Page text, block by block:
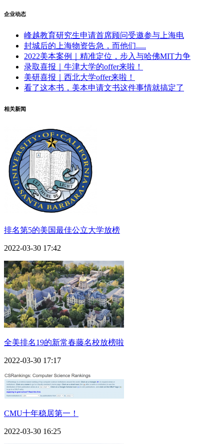
企业动态
峰越教育研究生申请首席顾问受邀参与上海电
封城后的上海物资告急，而他们.....
2022美本案例｜精准定位，步入与哈佛MIT力争
录取喜报｜牛津大学的offer来啦！
美研喜报｜西北大学offer来啦！
看了这本书，美本申请文书这件事情就搞定了
相关新闻
排名第5的美国最佳公立大学放榜
2022-03-30 17:42
全美排名19的新常春藤名校放榜啦
2022-03-30 17:17
CMU十年稳居第一！
2022-03-30 16:25